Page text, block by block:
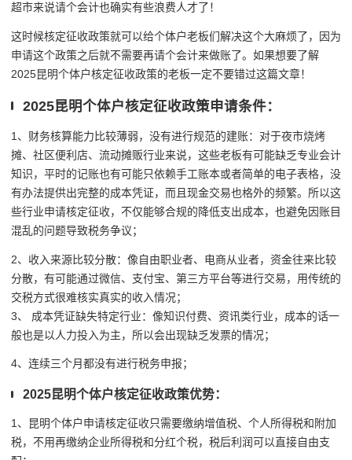
超市来说请个会计也确实有些浪费人才了！
这时候核定征收政策就可以给个体户老板们解决这个大麻烦了，因为
申请这个政策之后就不需要再请个会计来做账了。如果想要了解
2025昆明个体户核定征收政策的老板一定不要错过这篇文章！
2025昆明个体户核定征收政策申请条件：
1、财务核算能力比较薄弱，没有进行规范的建账：对于夜市烧烤
摊、社区便利店、流动摊贩行业来说，这些老板有可能缺乏专业会计
知识，平时的记账也有可能只依赖手工账本或者简单的电子表格，没
有办法提供出完整的成本凭证，而且现金交易也格外的频繁。所以这
些行业申请核定征收，不仅能够合规的降低支出成本，也避免因账目
混乱的问题导致税务争议；
2、收入来源比较分散：像自由职业者、电商从业者，资金往来比较
分散，有可能通过微信、支付宝、第三方平台等进行交易，用传统的
交税方式很难核实真实的收入情况；
3、 成本凭证缺失特定行业：像知识付费、资讯类行业，成本的话一
般也是以人力投入为主，所以会出现缺乏发票的情况；
4、连续三个月都没有进行税务申报；
2025昆明个体户核定征收政策优势：
1、昆明个体户申请核定征收只需要缴纳增值税、个人所得税和附加
税，不用再缴纳企业所得税和分红个税，税后利润可以直接自由支